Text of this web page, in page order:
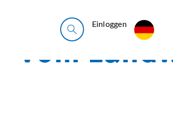
Ein­log­gen